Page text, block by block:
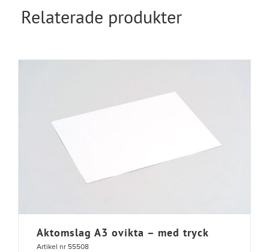
Relaterade produkter
Aktomslag A3 ovikta – med tryck
Artikel nr 55508